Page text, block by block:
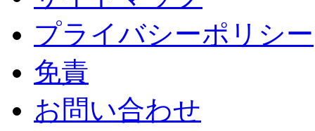
プライバシーポリシー
免責
お問い合わせ